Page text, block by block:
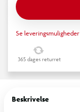
Se leveringsmuligheder
365 dages returret
Beskrivelse